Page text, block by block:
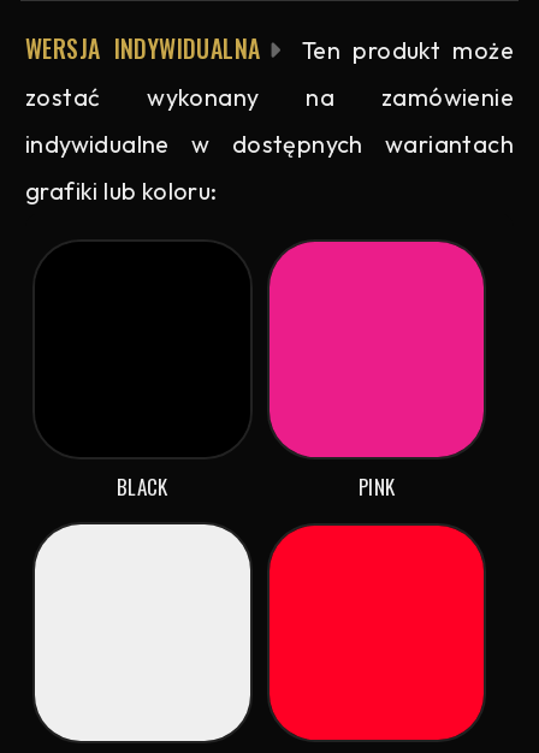
WERSJA INDYWIDUALNA
Ten produkt może
zostać wykonany na zamówienie
indywidualne w dostępnych wariantach
grafiki lub koloru:
BLACK PINK